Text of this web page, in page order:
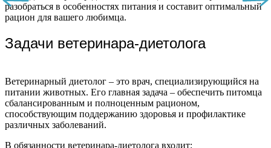
разобраться в особенностях питания и составит оптимальный
рацион для вашего любимца.
Задачи ветеринара-диетолога
Ветеринарный диетолог – это врач, специализирующийся на
питании животных. Его главная задача – обеспечить питомца
сбалансированным и полноценным рационом,
способствующим поддержанию здоровья и профилактике
различных заболеваний.
В обязанности ветеринара-диетолога входит: